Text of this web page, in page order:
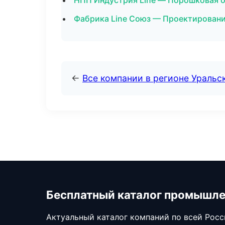
Фабрика Line Союз —
← Все компании в регионе
Бесплатный каталог
Актуальный каталог компаний по всей